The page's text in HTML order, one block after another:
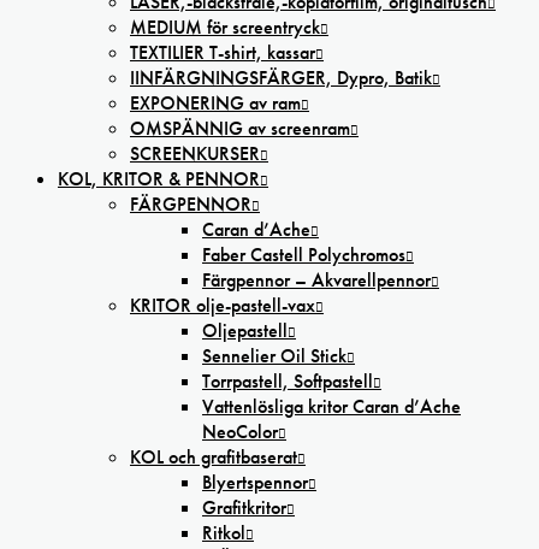
MEDIUM för screentryck
TEXTILIER T-shirt, kassar
IINFÄRGNINGSFÄRGER, Dypro, Batik
EXPONERING av ram
OMSPÄNNIG av screenram
SCREENKURSER
KOL, KRITOR & PENNOR
FÄRGPENNOR
Caran d’Ache
Faber Castell Polychromos
Färgpennor – Akvarellpennor
KRITOR olje-pastell-vax
Oljepastell
Sennelier Oil Stick
Torrpastell, Softpastell
Vattenlösliga kritor Caran d’Ache
NeoColor
KOL och grafitbaserat
Blyertspennor
Grafitkritor
Ritkol